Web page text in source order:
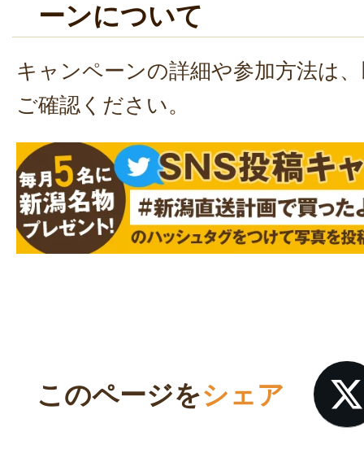
ーンについて
キャンペーンの詳細や参加方法は
ご確認ください。
このページをシェア